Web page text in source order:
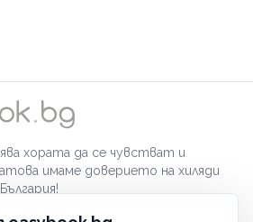
хората да се чувстват и
имаме доверието на хиляди